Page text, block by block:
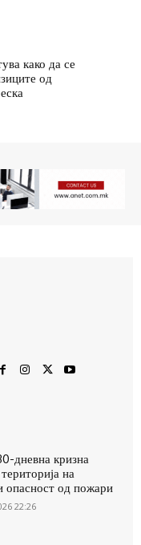
како да се
од
дневна кризна
на
опасност од пожари
22:26